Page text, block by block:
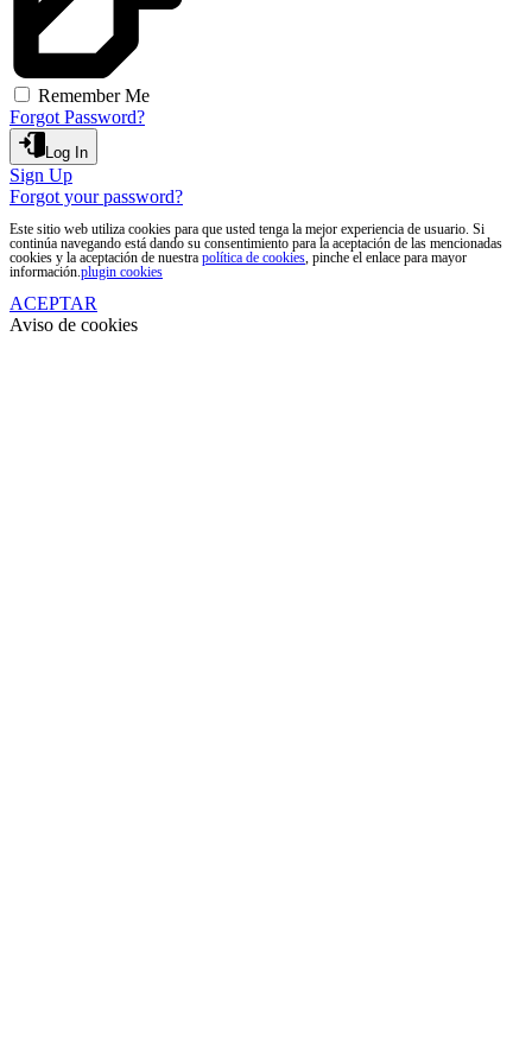
Remember Me
Forgot Password?
Log In
Sign Up
Forgot your password?
Este sitio web utiliza cookies para que usted tenga la mejor experiencia de usuario. Si
continúa navegando está dando su consentimiento para la aceptación de las mencionadas
cookies y la aceptación de nuestra política de cookies, pinche el enlace para mayor
información.plugin cookies
ACEPTAR
Aviso de cookies